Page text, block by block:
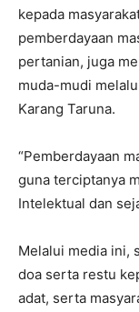
kepada
pemberdayaan
pertanian, juga
muda-mudi
Karang Taruna.
“Pemberdayaan
guna terciptanya
Intelektual dan
Melalui media ini,
doa serta restu
adat, serta